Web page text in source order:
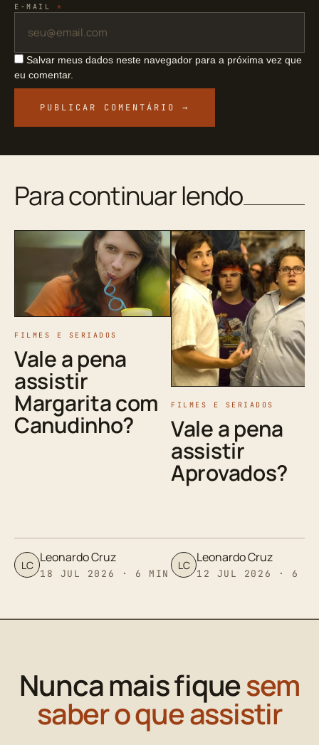
E-MAIL *
Salvar meus dados neste navegador para a próxima vez que
eu comentar.
Para continuar lendo
FILMES E SERIADOS
Vale a pena
assistir
Margarita com
Canudinho?
LC Leonardo Cruz
18 JUL 2026 · 6 MIN
FILMES E SERIADOS
Vale a pena
assistir
Aprovados?
LC Leonardo Cruz
12 JUL 2026 · 6
Nunca mais fiquesem
saber o que assistir